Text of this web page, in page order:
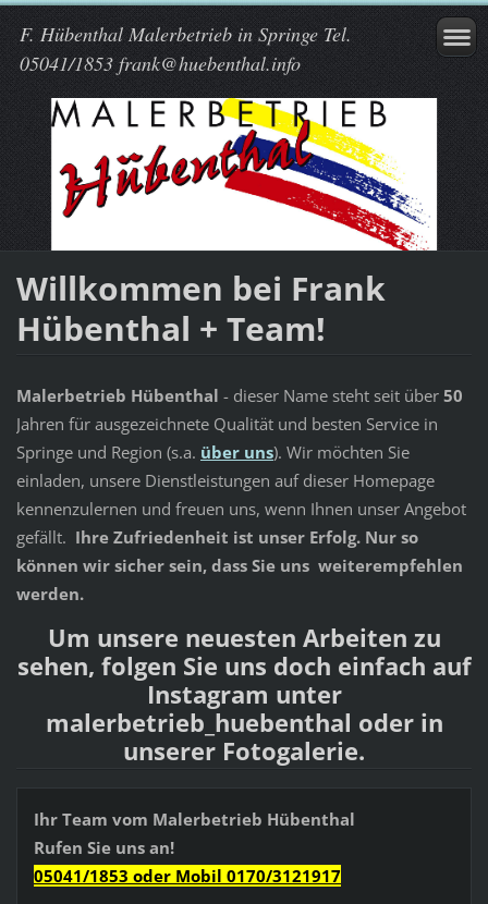
F. Hübenthal Malerbetrieb in Springe Tel.
05041/1853 frank@huebenthal.info
Willkommen bei Frank
Hübenthal + Team!
Malerbetrieb Hübenthal - dieser Name steht seit über 50
Jahren für ausgezeichnete Qualität und besten Service in
Springe und Region (s.a. über uns). Wir möchten Sie
einladen, unsere Dienstleistungen auf dieser Homepage
kennenzulernen und freuen uns, wenn Ihnen unser Angebot
gefällt. Ihre Zufriedenheit ist unser Erfolg. Nur so
können wir sicher sein, dass Sie uns weiterempfehlen
werden.
Um unsere neuesten Arbeiten zu
sehen, folgen Sie uns doch einfach auf
Instagram unter
malerbetrieb_huebenthal oder in
unserer Fotogalerie.
Ihr Team vom Malerbetrieb Hübenthal
Rufen Sie uns an!
05041/1853 oder Mobil 0170/3121917